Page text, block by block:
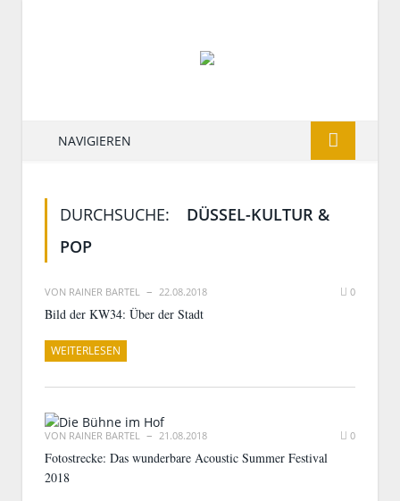
NAVIGIEREN
DURCHSUCHE:
DÜSSEL-KULTUR &
POP
VON RAINER BARTEL 22.08.2018 0
Bild der KW34: Über der Stadt
WEITERLESEN
VON RAINER BARTEL 21.08.2018 0
Fotostrecke: Das wunderbare Acoustic Summer Festival
2018